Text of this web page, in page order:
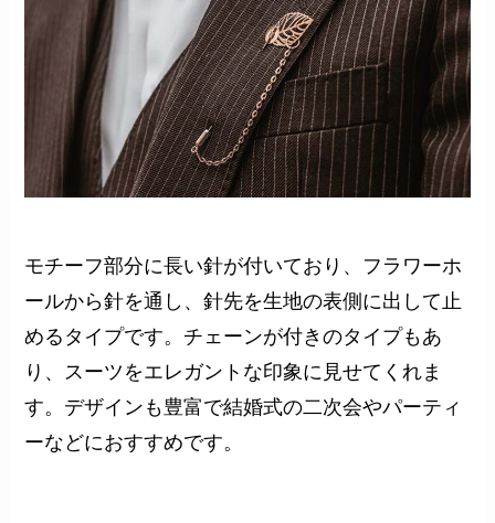
モチーフ部分に長い針が付いており、フラワーホ
ールから針を通し、針先を生地の表側に出して止
めるタイプです。チェーンが付きのタイプもあ
り、スーツをエレガントな印象に見せてくれま
す。デザインも豊富で結婚式の二次会やパーティ
ーなどにおすすめです。